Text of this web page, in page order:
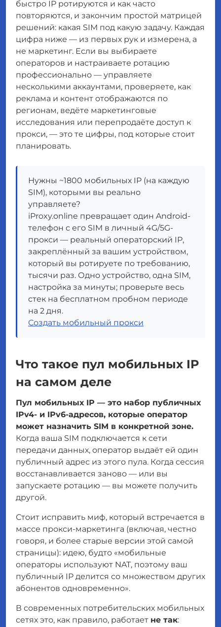
быстро IP ротируются и как часто
повторяются, и закончим простой матрицей
решений: какая SIM под какую задачу. Каждая
цифра ниже — из первых рук и измерена, а
не маркетинг. Если вы выбираете
операторов и настраиваете ротацию
профессионально — управляете
несколькими аккаунтами, проверяете, как
реклама и контент отображаются по
регионам, ведёте маркетинговые
исследования или перепродаёте доступ к
прокси, — это те цифры, под которые стоит
планировать.
Нужны ~1800 мобильных IP (на каждую
SIM), которыми вы реально
управляете?
iProxy.online превращает один Android-
телефон с его SIM в личный 4G/5G-
прокси — реальный операторский IP,
закреплённый за вашим устройством,
который вы ротируете по требованию,
тысячи раз. Одно устройство, одна SIM,
настройка за минуты; проверьте весь
стек на бесплатном пробном периоде
на 2 дня.
Создать мобильный прокси
Что такое пул мобильных IP
на самом деле
Пул мобильных IP — это набор публичных
IPv4- и IPv6-адресов, которые оператор
может назначить SIM в конкретной зоне.
Когда ваша SIM подключается к сети
передачи данных, оператор выдаёт ей один
публичный адрес из этого пула. Когда сессия
восстанавливается заново — или вы
запускаете ротацию — вы можете получить
другой.
Стоит исправить миф, который встречается в
массе прокси-маркетинга (включая, честно
говоря, и более старые версии этой самой
страницы): идею, будто «мобильные
операторы используют NAT, поэтому ваш
публичный IP делится со множеством других
абонентов одновременно».
В современных потребительских мобильных
сетях это, как правило, работает не так: